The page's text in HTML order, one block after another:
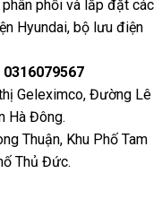
phân phối và lắp đặt các
Hyundai, bộ lưu điện
0316079567
Geleximco, Đường Lê
Hà Đông.
Thuận, Khu Phố Tam
Thủ Đức.